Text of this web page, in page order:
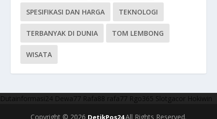
SPESIFIKASI DAN HARGA TEKNOLOGI
TERBANYAK DI DUNIA TOM LEMBONG
WISATA
Dutainformasi24 Dewa77 Rafa88 rafa77 Rgo365 Slotgacor Hokiwin
Copyright © 2026 DetikPos24All Rights Reserved.